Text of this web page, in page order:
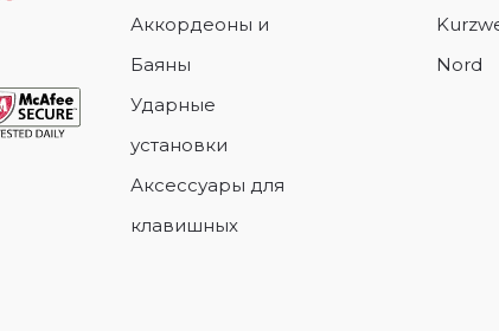
Аккордеоны и
Баяны
Ударные
установки
Аксессуары для
клавишных
Nord